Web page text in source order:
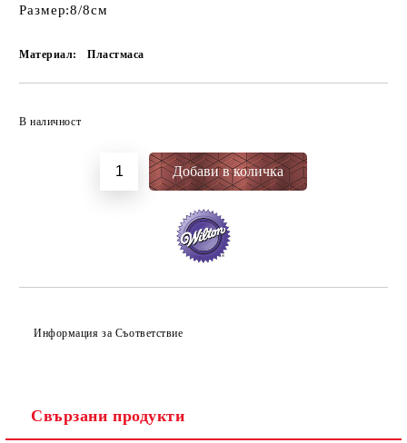
Размер:8/8см
Материал: Пластмаса
В наличност
Информация за Съответствие
Свързани продукти